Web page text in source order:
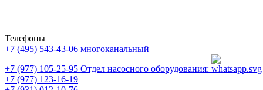
Телефоны
+7 (495) 543-43-06 многоканальный
+7 (977) 105-25-95 Отдел насосного оборудования:
+7 (977) 123-16-19